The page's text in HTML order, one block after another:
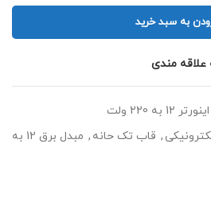
به سبد خرید
علاقه مندی
اینورتر 12 به 220 ولت
, قاب تک حانه ,
مبدل برق 12 به